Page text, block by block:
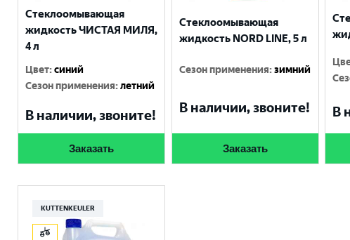
Стеклоомывающая
жидкость ЧИСТАЯ МИЛЯ,
4 л
Цвет:синий
Сезон применения:летний
В наличии, звоните!
Заказать
Стеклоомывающая
жидкость NORD LINE, 5 л
Сезон применения:зимний
В наличии, звоните!
Заказать
В
KUTTENKEULER